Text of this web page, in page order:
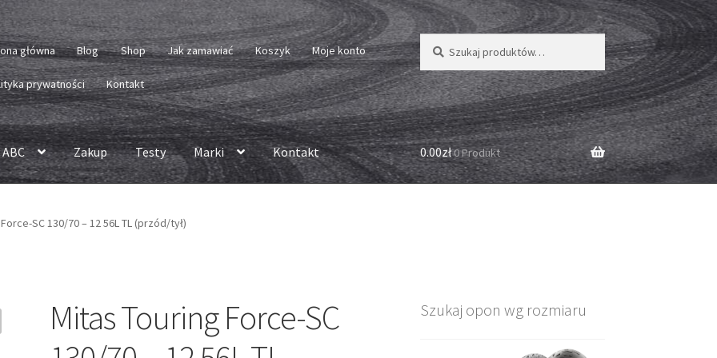
główna Blog Shop Jak zamawiać Koszyk Moje konto
prywatności Kontakt
Szukaj:
Szukaj
Zakup Testy Marki Kontakt 0.00zł0 Produkt
SC 130/70 – 12 56L TL (przód/tył)
Mitas Touring Force-SC
Szukaj opon wg rozmiaru